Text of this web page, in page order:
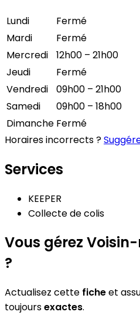
Lundi
Fermé
Mardi
Fermé
Mercredi
12h00 – 21h00
Jeudi
Fermé
Vendredi
09h00 – 21h00
Samedi
09h00 – 18h00
Dimanche Fermé
Horaires incorrects ?
Services
KEEPER
Collecte de colis
Vous gérez
?
Actualisez cette ficheet
toujoursexactes.